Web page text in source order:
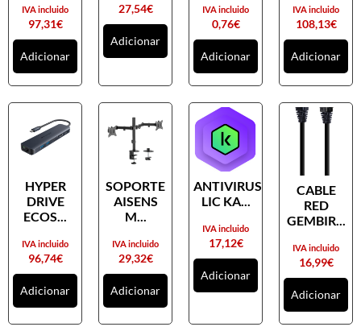
97,31€
IVA incluido
Adicionar
27,54€
Adicionar
0,76€
IVA incluido
Adicionar
108,13€
IVA incluido
Adicionar
HYPER
DRIVE
ECOS...
96,74€
IVA incluido
Adicionar
SOPORTE
AISENS
M...
29,32€
IVA incluido
Adicionar
ANTIVIRUS
LIC KA...
17,12€
IVA incluido
Adicionar
CABLE
RED
GEMBIR...
16,99€
IVA incluido
Adicionar